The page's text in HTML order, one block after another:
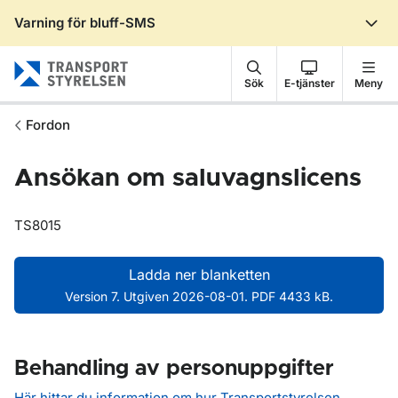
Varning för bluff-SMS
Sök E-tjänster Meny
Fordon
Ansökan om saluvagnslicens
TS8015
Ladda ner blanketten
Version 7. Utgiven 2026-08-01. PDF 4433 kB.
Behandling av personuppgifter